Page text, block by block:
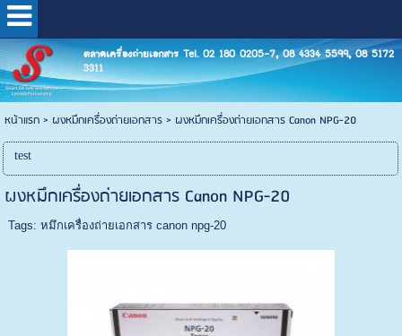
ตลาดเครื่องถ่ายเอกสาร Tel. 02 180 0205-7, 08 4334 5599, 08 5172
3311
หน้าแรก> ผงหมึกเครื่องถ่ายเอกสาร> ผงหมึกเครื่องถ่ายเอกสาร Canon NPG-20
test
ผงหมึกเครื่องถ่ายเอกสาร Canon NPG-20
Tags: หมึกเครื่องถ่ายเอกสาร canon npg-20